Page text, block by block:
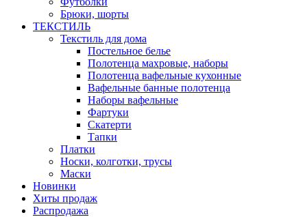
Брюки, шорты
ТЕКСТИЛЬ
Текстиль для дома
Постельное белье
Полотенца махровые, наборы
Полотенца вафельные кухонные
Вафельные банные полотенца
Наборы вафельные
Фартуки
Скатерти
Тапки
Платки
Носки, колготки, трусы
Маски
Новинки
Хиты продаж
Распродажа